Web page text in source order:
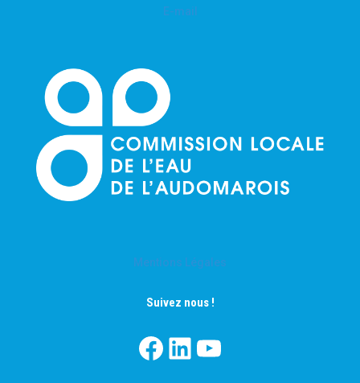
E-mail
Mentions Légales
Suivez nous !
Facebook LinkedIn YouTube